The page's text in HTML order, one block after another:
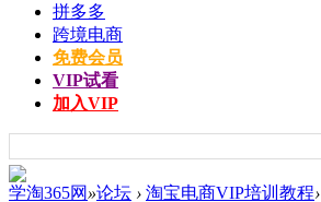
拼多多
跨境电商
免费会员
VIP试看
加入VIP
学淘365网 »论坛 › 淘宝电商VIP培训教程›